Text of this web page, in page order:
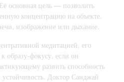
Её основная цель — позволить
концентрацию на объекте.
изображение или дыхание.
медитацией, его
образу-фокусу, если он
развить способность
устойчивость. Доктор Санджай